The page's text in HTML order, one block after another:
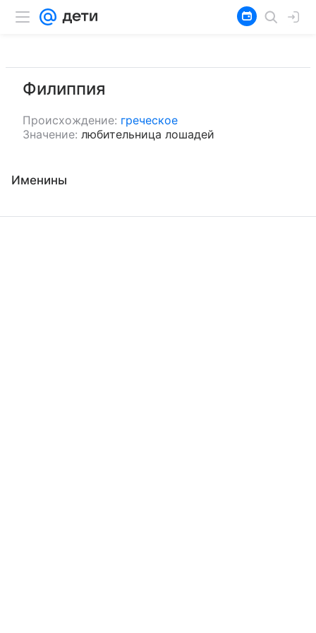
Филиппия
Происхождение: греческое
Значение: любительница лошадей
Именины